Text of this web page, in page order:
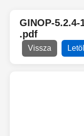
GINOP-
.pdf
Vissza